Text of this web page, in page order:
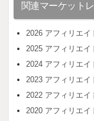
関連マーケット
2026 アフィリエイ
2025 アフィリエイ
2024 アフィリエイ
2023 アフィリエイ
2022 アフィリエイ
2020 アフィリエイ